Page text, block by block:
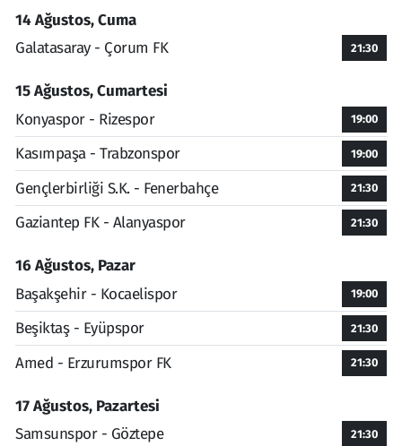
14 Ağustos, Cuma
Galatasaray - Çorum FK
21:30
15 Ağustos, Cumartesi
Konyaspor - Rizespor
19:00
Kasımpaşa - Trabzonspor 19:00
Gençlerbirliği S.K. - Fenerbahçe 21:30
Gaziantep FK - Alanyaspor 21:30
16 Ağustos, Pazar
Başakşehir - Kocaelispor
19:00
Beşiktaş - Eyüpspor 21:30
Amed - Erzurumspor FK 21:30
17 Ağustos, Pazartesi
Samsunspor - Göztepe
21:30